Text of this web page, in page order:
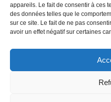
appareils. Le fait de consentir à ces
des données telles que le
sur ce site. Le fait de ne pas
avoir un effet négatif sur certaines
Les collections
Livre d’or